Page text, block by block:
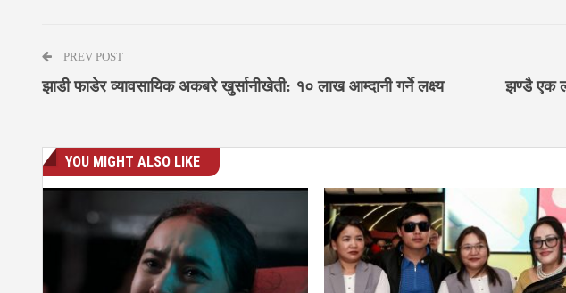
PREV POST
झाडी फाडेर व्यावसायिक अकबरे खुर्सानीखेती: १० लाख आम्दानी गर्ने लक्ष्य
झण्डै एक
YOU MIGHT ALSO LIKE